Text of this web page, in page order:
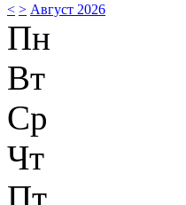
< > Август 2026
Пн
Вт
Ср
Чт
Пт